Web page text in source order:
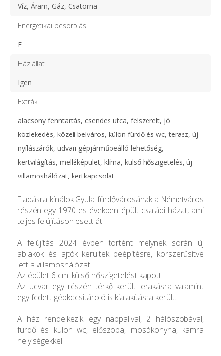
Víz, Áram, Gáz, Csatorna
Energetikai besorolás
F
Háziállat
Igen
Extrák
alacsony fenntartás, csendes utca, felszerelt, jó
közlekedés, közeli belváros, külön fürdő és wc, terasz, új
nyílászárók, udvari gépjárműbeálló lehetőség,
kertvilágítás, melléképület, klíma, külső hőszigetelés, új
villamoshálózat, kertkapcsolat
Eladásra kínálok Gyula fürdővárosának a Németváros
részén egy 1970-es években épült családi házat, ami
teljes felújításon esett át.
A felújítás 2024 évben történt melynek során új
ablakok és ajtók kerültek beépítésre, korszerűsítve
lett a villamoshálózat.
Az épület 6 cm. külső hőszigetelést kapott.
Az udvar egy részén térkő került lerakásra valamint
egy fedett gépkocsitároló is kialakításra került.
A ház rendelkezik egy nappalival, 2 hálószobával,
fürdő és külön wc, előszoba, mosókonyha, kamra
helyiségekkel.